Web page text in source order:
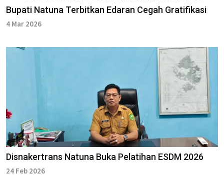
Bupati Natuna Terbitkan Edaran Cegah Gratifikasi
4 Mar 2026
Disnakertrans Natuna Buka Pelatihan ESDM 2026
24 Feb 2026